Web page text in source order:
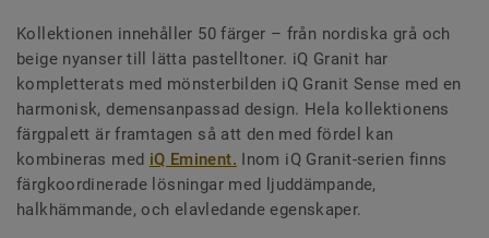
Kollektionen innehåller 50 färger – från nordiska grå och
beige nyanser till lätta pastelltoner. iQ Granit har
kompletterats med mönsterbilden iQ Granit Sense med en
harmonisk, demensanpassad design. Hela kollektionens
färgpalett är framtagen så att den med fördel kan
kombineras med iQ Eminent. Inom iQ Granit-serien finns
färgkoordinerade lösningar med ljuddämpande,
halkhämmande, och elavledande egenskaper.